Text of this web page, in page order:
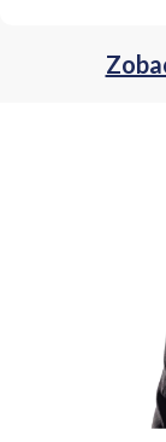
Odległość do :
Radostowo - 750 m
Zachęcamy do